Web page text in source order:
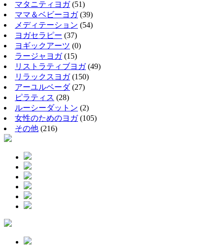
マタニティヨガ(51)
ママ＆ベビーヨガ(39)
メディテーション (54)
ヨガセラピー (37)
ヨギックアーツ (0)
ラージャヨガ(15)
リストラティブヨガ(49)
リラックスヨガ(150)
アーユルベーダ(27)
ピラティス (28)
ルーシーダットン (2)
女性のためのヨガ(105)
その他 (216)